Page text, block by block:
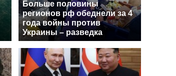
Больше половины
регионов рф обеднели за 4
года войны против
Украины – разведка